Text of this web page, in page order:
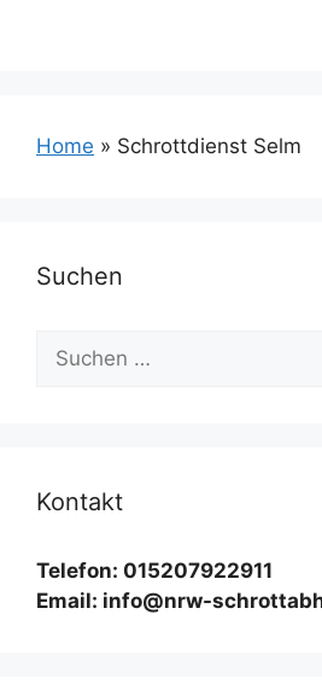
Home » Schrottdienst Selm
Suchen
Suchen
nach:
Kontakt
Telefon: 015207922911
Email: info@nrw-